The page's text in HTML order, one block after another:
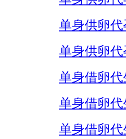
单身供卵代
单身供卵代
单身借卵代
单身借卵代
单身借卵